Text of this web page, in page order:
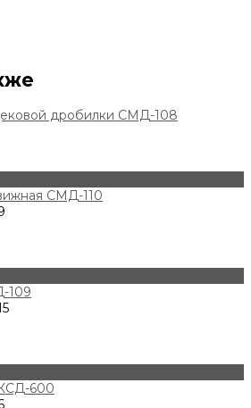
дробилки СМД-108
СМД-110
109
600